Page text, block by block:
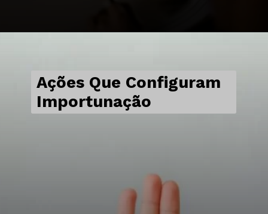
Ações Que Configuram
Importunação